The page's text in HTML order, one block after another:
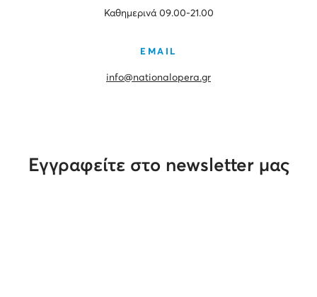
Καθημερινά 09.00-21.00
EMAIL
info@nationalopera.gr
Εγγραφείτε στο newsletter μας